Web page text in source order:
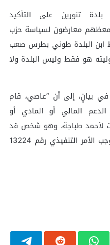
تنورين على التأكيد
بمعظهم معارضون لسياسة حزب
ابن البلدة طوني بطرس صعب
هو فقط وليس البلدة ولا
في بيانٍ، إلى أن “عاصي، قام
المالي أو المادي أو
لأحمد طباجة، وهو شخص قد
تم حظر ممتلكاته ومصالحه بموجب الأمر التنفيذي رقم 13224